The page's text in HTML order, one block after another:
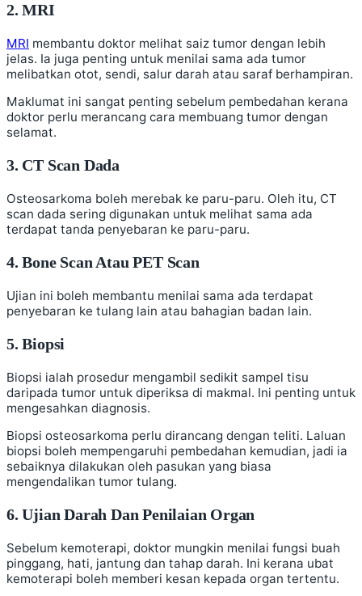
2. MRI
MRI membantu doktor melihat saiz tumor dengan lebih
jelas. Ia juga penting untuk menilai sama ada tumor
melibatkan otot, sendi, salur darah atau saraf berhampiran.
Maklumat ini sangat penting sebelum pembedahan kerana
doktor perlu merancang cara membuang tumor dengan
selamat.
3. CT Scan Dada
Osteosarkoma boleh merebak ke paru-paru. Oleh itu, CT
scan dada sering digunakan untuk melihat sama ada
terdapat tanda penyebaran ke paru-paru.
4. Bone Scan Atau PET Scan
Ujian ini boleh membantu menilai sama ada terdapat
penyebaran ke tulang lain atau bahagian badan lain.
5. Biopsi
Biopsi ialah prosedur mengambil sedikit sampel tisu
daripada tumor untuk diperiksa di makmal. Ini penting untuk
mengesahkan diagnosis.
Biopsi osteosarkoma perlu dirancang dengan teliti. Laluan
biopsi boleh mempengaruhi pembedahan kemudian, jadi ia
sebaiknya dilakukan oleh pasukan yang biasa
mengendalikan tumor tulang.
6. Ujian Darah Dan Penilaian Organ
Sebelum kemoterapi, doktor mungkin menilai fungsi buah
pinggang, hati, jantung dan tahap darah. Ini kerana ubat
kemoterapi boleh memberi kesan kepada organ tertentu.